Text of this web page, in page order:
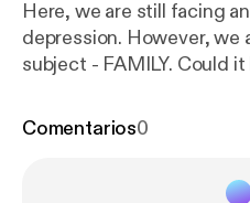
Here, we are still facing
depression. However, we
subject - FAMILY. Could
Comentarios0